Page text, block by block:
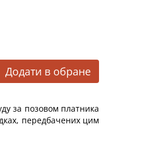
Додати в обране
за позовом платника
передбачених цим